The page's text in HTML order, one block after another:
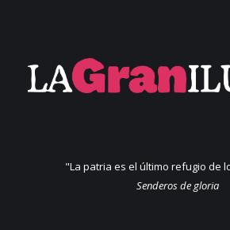
"La patria es el último refugio de
Senderos de gloria